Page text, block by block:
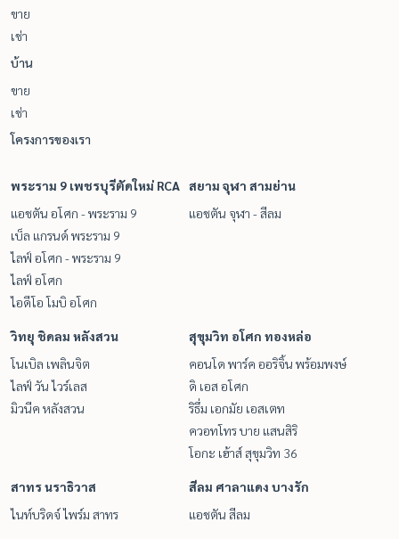
ขาย
เช่า
บ้าน
ขาย
เช่า
โครงการของเรา
พระราม 9 เพชรบุรีตัดใหม่ RCA
แอชตัน อโศก - พระราม 9
เบ็ล แกรนด์ พระราม 9
ไลฟ์ อโศก - พระราม 9
ไลฟ์ อโศก
ไอดีโอ โมบิ อโศก
สยาม จุฬา สามย่าน
แอชตัน จุฬา - สีลม
วิทยุ ชิดลม หลังสวน
โนเบิล เพลินจิต
ไลฟ์ วัน ไวร์เลส
มิวนีค หลังสวน
สุขุมวิท อโศก ทองหล่อ
คอนโด พาร์ค ออริจิ้น พร้อมพงษ์
ดิ เอส อโศก
ริธึ่ม เอกมัย เอสเตท
ควอทโทร บาย แสนสิริ
โอกะ เฮ้าส์ สุขุมวิท 36
สาทร นราธิวาส
ไนท์บริดจ์ ไพร์ม สาทร
สีลม ศาลาแดง บางรัก
แอชตัน สีลม